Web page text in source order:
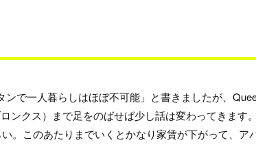
で一人暮らしはほぼ不可能」と書きましたが、
ンクス）まで足をのばせば少し話は変わってきます
。このあたりまでいくとかなり家賃が下がって、ア